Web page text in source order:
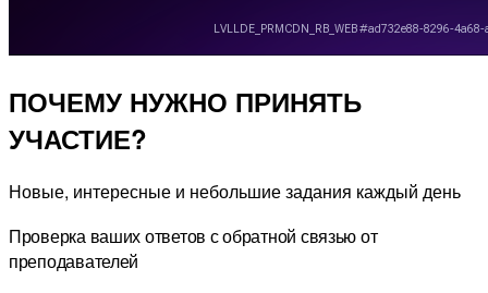
ПОЧЕМУ НУЖНО ПРИНЯТЬ
УЧАСТИЕ?
Новые, интересные и небольшие задания каждый день
Проверка ваших ответов с обратной связью от
преподавателей